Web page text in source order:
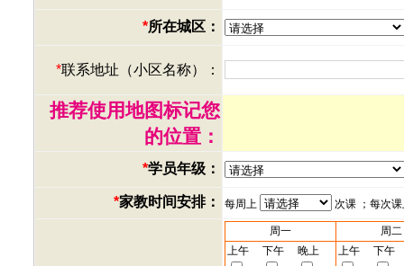
*所在城区：
*联系地址（小区名称）：
推荐使用地图标记您
的位置：
*学员年级：
*家教时间安排： 每周上 次课 ；每次
周一
周二
上午
下午 晚上 上午 下午